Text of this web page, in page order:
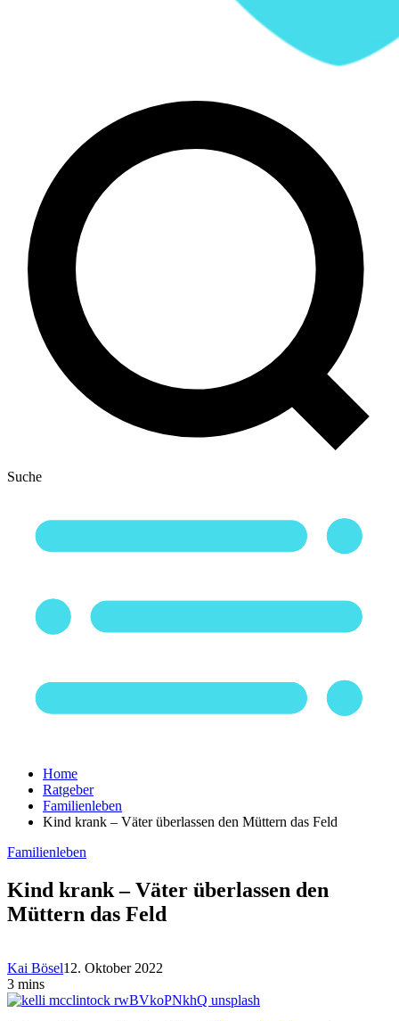
Suche
Home
Ratgeber
Familienleben
Kind krank – Väter überlassen den Müttern das Feld
Familienleben
Kind krank – Väter überlassen den
Müttern das Feld
Kai Bösel12. Oktober 2022
3 mins